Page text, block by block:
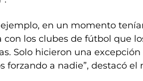
ejemplo, en un momento
los clubes de fútbol que
Solo hicieron una
forzando a nadie”, destacó el